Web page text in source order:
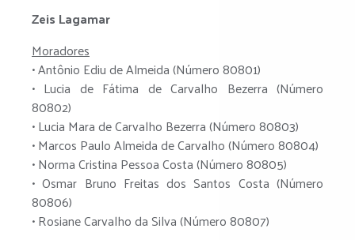
Zeis Lagamar
Moradores
• Antônio Ediu de Almeida (Número 80801)
• Lucia de Fátima de Carvalho Bezerra (Número
80802)
• Lucia Mara de Carvalho Bezerra (Número 80803)
• Marcos Paulo Almeida de Carvalho (Número 80804)
• Norma Cristina Pessoa Costa (Número 80805)
• Osmar Bruno Freitas dos Santos Costa (Número
80806)
• Rosiane Carvalho da Silva (Número 80807)